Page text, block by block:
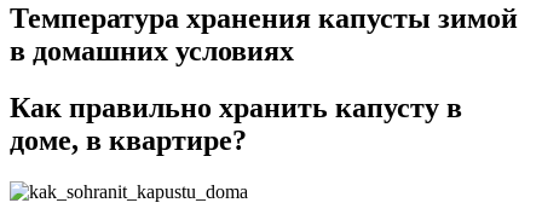
Температура хранения капусты зимой
в домашних условиях
Как правильно хранить капусту в
доме, в квартире?